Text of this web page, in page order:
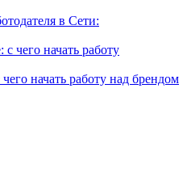
в Сети:
начать работу над брендом